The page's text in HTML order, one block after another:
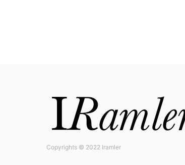
Copyrights © 2022 Iramler